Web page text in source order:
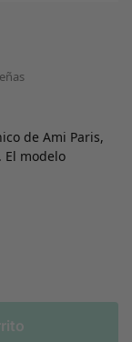
de Ami Paris,
modelo